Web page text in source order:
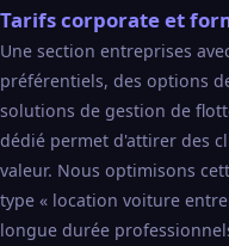
Tarifs corporate et
Une section entreprises
préférentiels, des options
solutions de gestion de
dédié permet d'attirer des
valeur. Nous optimisons
type « location voiture
longue durée